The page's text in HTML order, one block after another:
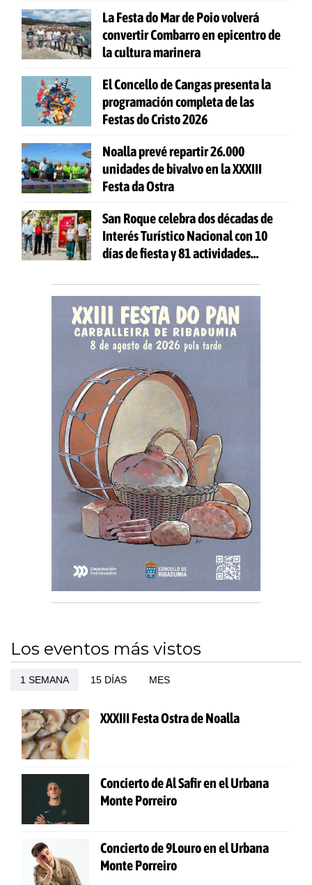
La Festa do Mar de Poio volverá
convertir Combarro en epicentro de
la cultura marinera
El Concello de Cangas presenta la
programación completa de las
Festas do Cristo 2026
Noalla prevé repartir 26.000
unidades de bivalvo en la XXXIII
Festa da Ostra
San Roque celebra dos décadas de
Interés Turístico Nacional con 10
días de fiesta y 81 actividades
Los eventos más vistos
1 SEMANA 15 DÍAS MES
XXXIII Festa Ostra de Noalla
Concierto de Al Safir en el Urbana
Monte Porreiro
Concierto de 9Louro en el Urbana
Monte Porreiro